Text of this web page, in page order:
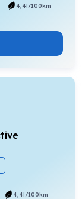
4,4l/100km
4,4l/100km